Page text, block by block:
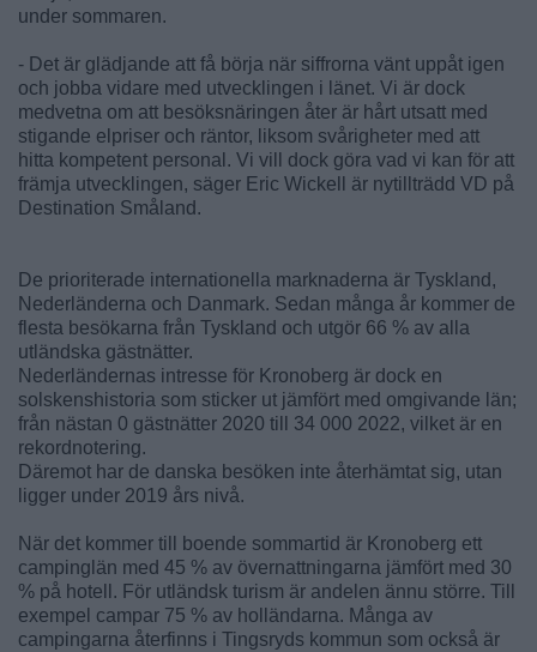
under sommaren.
- Det är glädjande att få börja när siffrorna vänt uppåt igen
och jobba vidare med utvecklingen i länet. Vi är dock
medvetna om att besöksnäringen åter är hårt utsatt med
stigande elpriser och räntor, liksom svårigheter med att
hitta kompetent personal. Vi vill dock göra vad vi kan för att
främja utvecklingen, säger Eric Wickell är nytillträdd VD på
Destination Småland.
De prioriterade internationella marknaderna är Tyskland,
Nederländerna och Danmark. Sedan många år kommer de
flesta besökarna från Tyskland och utgör 66 % av alla
utländska gästnätter.
Nederländernas intresse för Kronoberg är dock en
solskenshistoria som sticker ut jämfört med omgivande län;
från nästan 0 gästnätter 2020 till 34 000 2022, vilket är en
rekordnotering.
Däremot har de danska besöken inte återhämtat sig, utan
ligger under 2019 års nivå.
När det kommer till boende sommartid är Kronoberg ett
campinglän med 45 % av övernattningarna jämfört med 30
% på hotell. För utländsk turism är andelen ännu större. Till
exempel campar 75 % av holländarna. Många av
campingarna återfinns i Tingsryds kommun som också är